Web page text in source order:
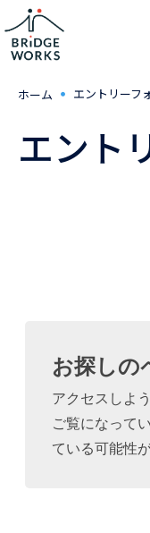
ホーム ・ エントリーフ
エント